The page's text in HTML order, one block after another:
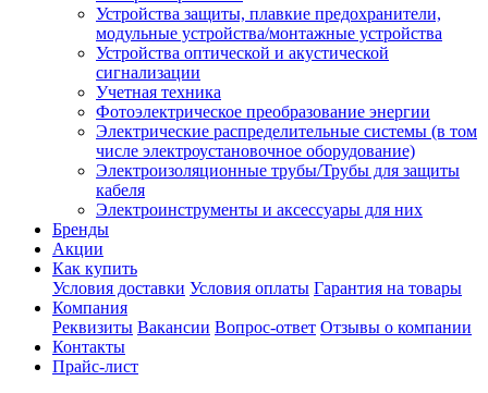
Устройства защиты, плавкие предохранители,
модульные устройства/монтажные устройства
Устройства оптической и акустической
сигнализации
Учетная техника
Фотоэлектрическое преобразование энергии
Электрические распределительные системы (в том
числе электроустановочное оборудование)
Электроизоляционные трубы/Трубы для защиты
кабеля
Электроинструменты и аксессуары для них
Бренды
Акции
Как купить
Условия доставки Условия оплаты Гарантия на товары
Компания
Реквизиты Вакансии Вопрос-ответ Отзывы о компании
Контакты
Прайс-лист